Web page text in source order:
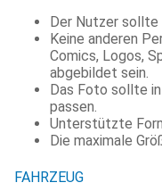
Der Nutzer sollte
Keine anderen
Comics, Logos,
abgebildet sein.
Das Foto sollte
passen.
Unterstützte
Die maximale
FAHRZEUG